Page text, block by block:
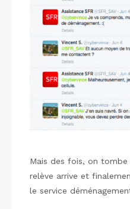
Mais des fois, on
relève arrive et
le service